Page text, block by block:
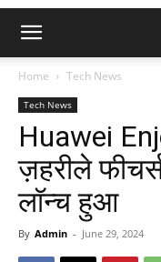
Home Tech News
Tech News
Huawei
ज़हरीले
लॉन्च हुआ
By Admin - June 29, 2024